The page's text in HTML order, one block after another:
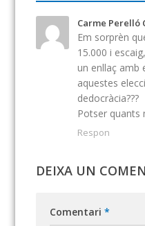
Carme Perelló
Em sorprèn
15.000 i
un enllaç amb
aquestes
dedocràcia???
Potser quants
Respon
DEIXA UN
Comentari *